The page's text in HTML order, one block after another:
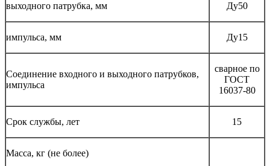
выходного патрубка, мм Ду50
импульса, мм Ду15
Соединение входного и выходного патрубков,
импульса
сварное по
ГОСТ
16037-80
Срок службы, лет 15
Масса, кг (не более)